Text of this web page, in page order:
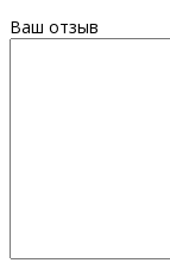
Ваш отзыв